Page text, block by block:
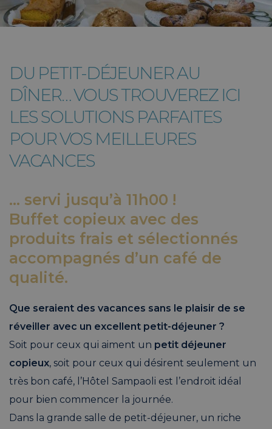
DU PETIT-DÉJEUNER AU
DÎNER… VOUS TROUVEREZ ICI
LES SOLUTIONS PARFAITES
POUR VOS MEILLEURES
VACANCES
… servi jusqu’à 11h00 !
Buffet copieux avec des
produits frais et sélectionnés
accompagnés d’un café de
qualité.
Que seraient des vacances sans le plaisir de se
réveiller avec un excellent petit-déjeuner ?
Soit pour ceux qui aiment un petit déjeuner
copieux, soit pour ceux qui désirent seulement un
très bon café, l’Hôtel Sampaoli est l’endroit idéal
pour bien commencer la journée.
Dans la grande salle de petit-déjeuner, un riche